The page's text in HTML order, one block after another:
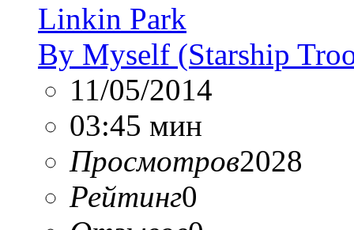
Linkin Park
By Myself (Starship
11/05/2014
03:45 мин
Просмотров2028
Рейтинг0